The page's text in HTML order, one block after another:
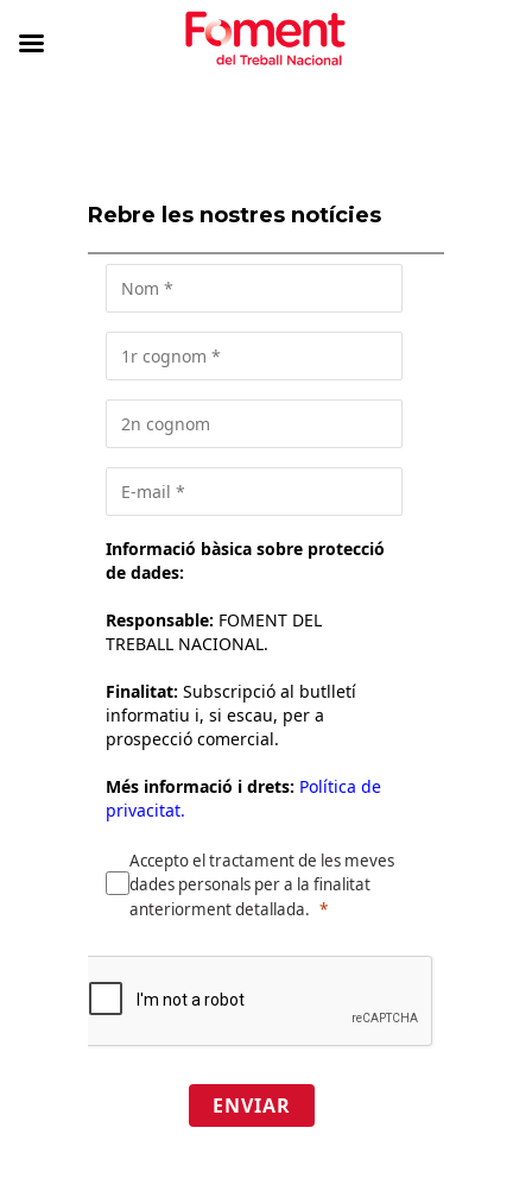
Rebre les nostres notícies
Informació bàsica sobre protecció
de dades:
Responsable: FOMENT DEL
TREBALL NACIONAL.
Finalitat: Subscripció al butlletí
informatiu i, si escau, per a
prospecció comercial.
Més informació i drets: Política de
privacitat.
Accepto el tractament de les meves
dades personals per a la finalitat
anteriorment detallada.
ENVIAR